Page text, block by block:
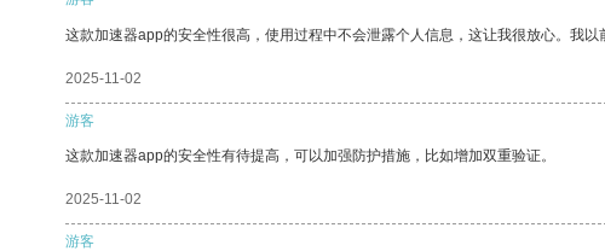
这款加速器app的安全性很高，使用过程中不会泄露个人信息，这让我很放心。我
2025-11-02
游客
这款加速器app的安全性有待提高，可以加强防护措施，比如增加双重验证。
2025-11-02
游客